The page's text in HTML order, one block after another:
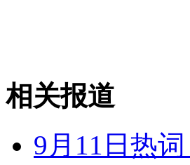
安徽一实载49人客车翻车
相关报道
9月11日热